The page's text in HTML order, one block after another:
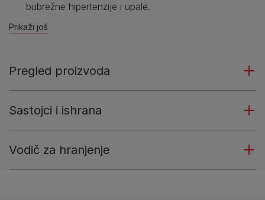
bubrežne hipertenzije i upale.
Prikaži još
Pregled proizvoda
Sastojci i ishrana
Vodič za hranjenje